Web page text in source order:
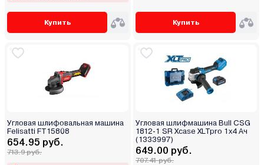
Купить Купить
Угловая шлифовальная машина
Felisatti FT15808
654.95 руб.
713.9 руб.
Угловая шлифмашина Bull CSG
1812-1 SR Xcase XLTpro 1x4 Ач
(1333997)
649.00 руб.
707.41 руб.